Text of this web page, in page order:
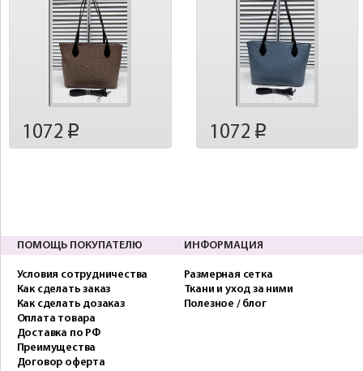
1072 p 1072 p
ПОМОЩЬ ПОКУПАТЕЛЮ
Условия сотрудничества
Как сделать заказ
Как сделать дозаказ
Оплата товара
Доставка по РФ
Преимущества
Договор оферта
ИНФОРМАЦИЯ
Размерная сетка
Ткани и уход за ними
Полезное / блог